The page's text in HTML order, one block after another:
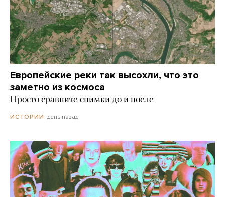
Европейские реки так высохли, что это
заметно из космоса
Просто сравните снимки до и после
ИСТОРИИ день назад